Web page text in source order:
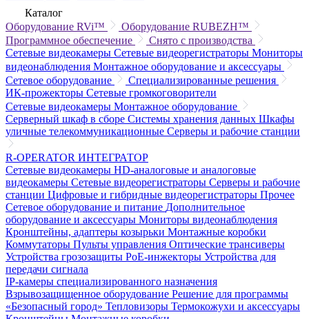
Каталог
Оборудование RVi™
Оборудование RUBEZH™
Программное обеспечение
Снято с производства
Сетевые видеокамеры Сетевые видеорегистраторы Мониторы
видеонаблюдения Монтажное оборудование и аксессуары
Сетевое оборудование
Специализированные решения
ИК-прожекторы Сетевые громкоговорители
Сетевые видеокамеры Монтажное оборудование
Серверный шкаф в сборе Системы хранения данных Шкафы
уличные телекоммуникационные Серверы и рабочие станции
R-OPERATOR ИНТЕГРАТОР
Сетевые видеокамеры HD-аналоговые и аналоговые
видеокамеры Сетевые видеорегистраторы Серверы и рабочие
станции Цифровые и гибридные видеорегистраторы Прочее
Сетевое оборудование и питание Дополнительное
оборудование и аксессуары Мониторы видеонаблюдения
Кронштейны, адаптеры козырьки Монтажные коробки
Коммутаторы Пульты управления Оптические трансиверы
Устройства грозозащиты PoE-инжекторы Устройства для
передачи сигнала
IP-камеры специализированного назначения
Взрывозащищенное оборудование Решение для программы
«Безопасный город» Тепловизоры Термокожухи и аксессуары